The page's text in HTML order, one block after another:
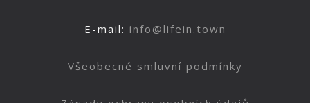
E-mail: info@lifein.town
Všeobecné smluvní podmínky